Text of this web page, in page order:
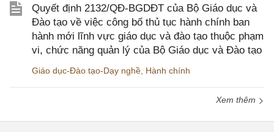
Quyết định 2132/QĐ-BGDĐT của Bộ Giáo dục và
Đào tạo về việc công bố thủ tục hành chính ban
hành mới lĩnh vực giáo dục và đào tạo thuộc phạm
vi, chức năng quản lý của Bộ Giáo dục và Đào tạo
Giáo dục-Đào tạo-Dạy nghề, Hành chính
Xem thêm